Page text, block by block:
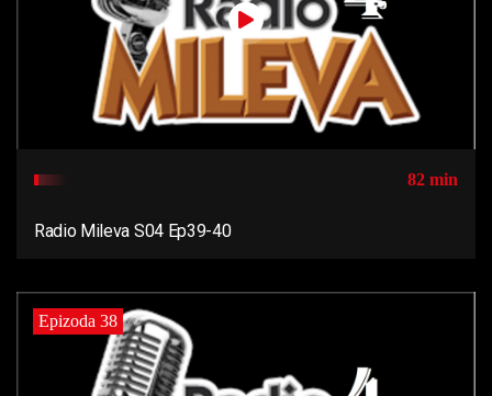
82 min
Radio Mileva S04 Ep39-40
Epizoda 38